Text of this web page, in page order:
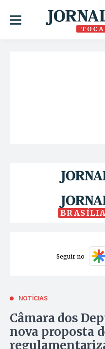
Seguir no
NOTÍCIAS
Câmara dos
nova proposta